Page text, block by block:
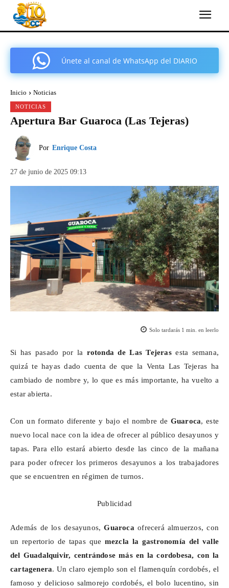
Únete al canal de WhatsApp del DIARIO
Inicio Noticias
NOTICIAS
Apertura Bar Guaroca (Las Tejeras)
Por Enrique Costa
27 de junio de 2025 09:13
Solo tardarás 1 min. en leerlo
Si has pasado por la rotonda de Las Tejerasesta semana,
quizá te hayas dado cuenta de que la Venta Las Tejeras ha
cambiado de nombre y, lo que es más importante, ha vuelto a
estar abierta.
Con un formato diferente y bajo el nombre de Guaroca, este
nuevo local nace con la idea de ofrecer al público desayunos y
tapas. Para ello estará abierto desde las cinco de la mañana
para poder ofrecer los primeros desayunos a los trabajadores
que se encuentren en régimen de turnos.
Publicidad
Además de los desayunos,Guaroca ofrecerá almuerzos, con
un repertorio de tapas que mezcla la gastronomía del valle
del Guadalquivir, centrándose más en la cordobesa, con la
cartagenera. Un claro ejemplo son el flamenquín cordobés, el
famoso y delicioso salmorejo cordobés, el bolo lucentino, sin